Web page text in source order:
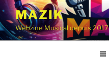
Aller
contenu
principal
MAZIK
Webzine Musical depuis 2017